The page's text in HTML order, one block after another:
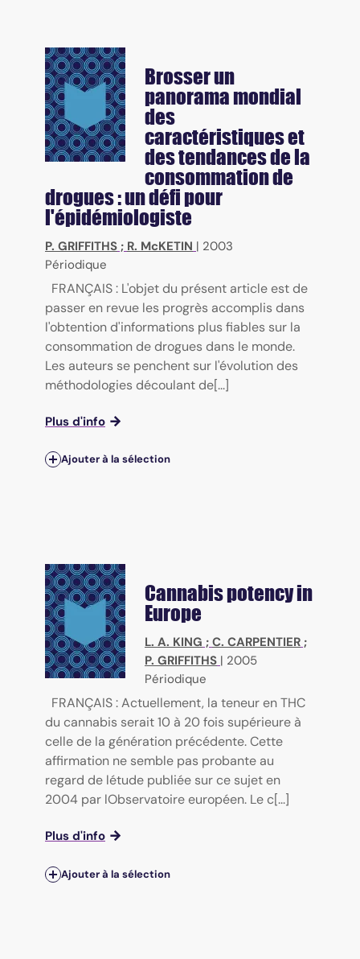
Brosser un
panorama mondial
des
caractéristiques et
des tendances de la
consommation de
drogues : un défi pour
l'épidémiologiste
P. GRIFFITHS ; R. McKETIN | 2003
Périodique
FRANÇAIS : L'objet du présent article est de
passer en revue les progrès accomplis dans
l'obtention d'informations plus fiables sur la
consommation de drogues dans le monde.
Les auteurs se penchent sur l'évolution des
méthodologies découlant de[...]
Plus d'info
Ajouter à la sélection
Cannabis potency in
Europe
L. A. KING ; C. CARPENTIER ;
P. GRIFFITHS | 2005
Périodique
FRANÇAIS : Actuellement, la teneur en THC
du cannabis serait 10 à 20 fois supérieure à
celle de la génération précédente. Cette
affirmation ne semble pas probante au
regard de létude publiée sur ce sujet en
2004 par lObservatoire européen. Le c[...]
Plus d'info
Ajouter à la sélection